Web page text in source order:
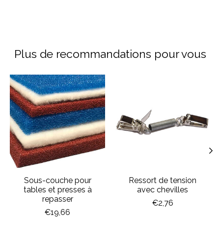
Plus de recommandations pour vous
Articles du carrousel de produits
Sous-couche pour
tables et presses à
repasser
€19,66
Ressort de tension
avec chevilles
€2,76